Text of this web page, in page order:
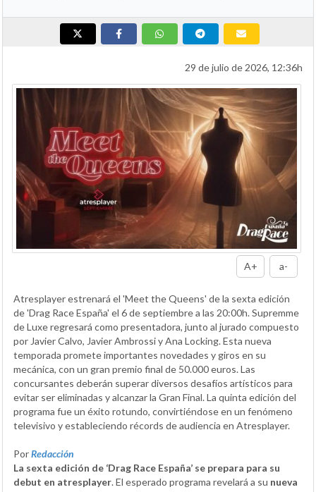
29 de julio de 2026, 12:36h
A+ a-
Atresplayer estrenará el 'Meet the Queens' de la sexta edición
de 'Drag Race España' el 6 de septiembre a las 20:00h. Supremme
de Luxe regresará como presentadora, junto al jurado compuesto
por Javier Calvo, Javier Ambrossi y Ana Locking. Esta nueva
temporada promete importantes novedades y giros en su
mecánica, con un gran premio final de 50.000 euros. Las
concursantes deberán superar diversos desafíos artísticos para
evitar ser eliminadas y alcanzar la Gran Final. La quinta edición del
programa fue un éxito rotundo, convirtiéndose en un fenómeno
televisivo y estableciendo récords de audiencia en Atresplayer.
PorRedacción
La sexta edición de ‘Drag Race España’ se prepara para su
debut en atresplayer. El esperado programa revelará a su nueva